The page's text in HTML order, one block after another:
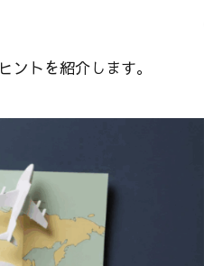
トを紹介します。